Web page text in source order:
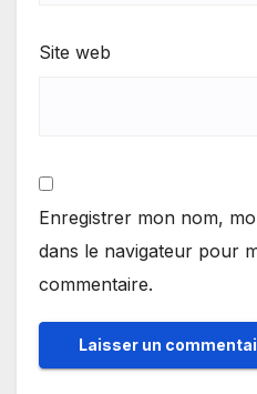
Site web
Enregistrer mon nom,
dans le navigateur pour
commentaire.